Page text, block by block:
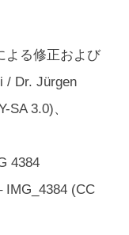
よる修正および
/ Dr. Jürgen
SA 3.0)、
4384
IMG_4384 (CC